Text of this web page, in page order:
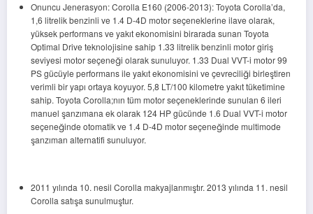
Onuncu Jenerasyon: Corolla E160 (2006-2013): Toyota Corolla’da,
1,6 litrelik benzinli ve 1.4 D-4D motor seçeneklerine ilave olarak,
yüksek performans ve yakıt ekonomisini birarada sunan Toyota
Optimal Drive teknolojisine sahip 1.33 litrelik benzinli motor giriş
seviyesi motor seçeneği olarak sunuluyor. 1.33 Dual VVT-i motor 99
PS gücüyle performans ile yakıt ekonomisini ve çevreciliği birleştiren
verimli bir yapı ortaya koyuyor. 5,8 LT/100 kilometre yakıt tüketimine
sahip. Toyota Corolla;nın tüm motor seçeneklerinde sunulan 6 ileri
manuel şanzımana ek olarak 124 HP gücünde 1.6 Dual VVT-i motor
seçeneğinde otomatik ve 1.4 D-4D motor seçeneğinde multimode
şanzıman alternatifi sunuluyor.
2011 yılında 10. nesil Corolla makyajlanmıştır. 2013 yılında 11. nesil
Corolla satışa sunulmuştur.